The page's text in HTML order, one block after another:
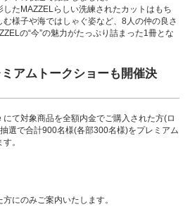
たMAZZELらしい洗練されたカットはもち
様子や海ではしゃぐ姿など、8人の仲の良さ
の“今”の魅力がたっぷり詰まった1冊とな
アムトークショーも開催決
て対象商品を全額内金でご購入された方(ロ
選で合計900名様(各部300名様)をプレミアム
。
にのみご案内いたします。